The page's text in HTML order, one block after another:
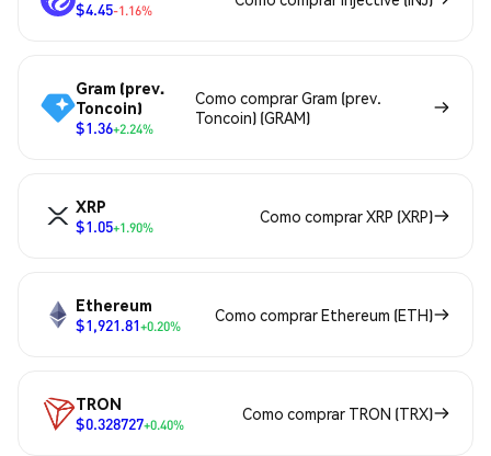
$4.45-1.16%
Gram (prev.
Toncoin)
$1.36+2.24%
Como comprar Gram (prev.
Toncoin) (GRAM)
XRP
$1.05+1.90%
Como comprar XRP (XRP)
Ethereum
$1,921.81+0.20%
Como comprar Ethereum (ETH)
TRON
$0.328727+0.40%
Como comprar TRON (TRX)